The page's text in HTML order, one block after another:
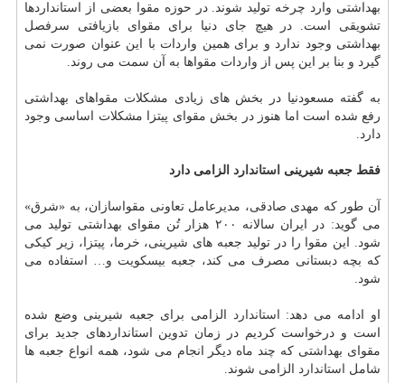
بهداشتی وارد چرخه تولید شوند. در حوزه مقوا بعضی از استانداردها
تشویقی است. در هیچ جای دنیا برای مقوای بازیافتی سرفصل
بهداشتی وجود ندارد و برای همین واردات با این عنوان صورت نمی
گیرد و بنا بر این پس از واردات مقواها به آن سمت می روند.
به گفته مسعودنیا در بخش های زیادی مشكلات مقواهای بهداشتی
رفع شده است اما هنوز در بخش مقوای پیتزا مشكلات اساسی وجود
دارد.
فقط جعبه شیرینی استاندارد الزامی دارد
آن طور كه مهدی صادقی، مدیرعامل تعاونی مقواسازان، به «شرق»
می گوید: در ایران سالانه ۲۰۰ هزار تُن مقوای بهداشتی تولید می
شود. این مقوا را در تولید جعبه های شیرینی، خرما، پیتزا، زیر كیكی
كه بچه دبستانی مصرف می كند، جعبه بیسكویت و… استفاده می
شود.
او ادامه می دهد: استاندارد الزامی برای جعبه شیرینی وضع شده
است و درخواست كردیم در زمان تدوین استانداردهای جدید برای
مقوای بهداشتی كه چند ماه دیگر انجام می شود، همه انواع جعبه ها
شامل
استاندارد الزامی شوند.